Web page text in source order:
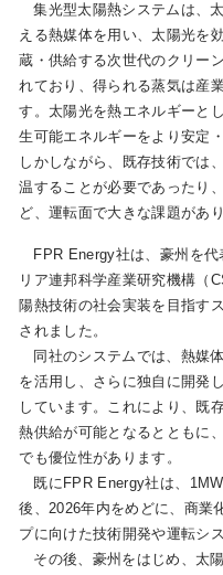
業務用・
お問い
集光型太陽熱システムは、
える熱媒体を用い、太陽光を
蔵・供給する次世代のクリー
れており、得られる蒸気は産
す。太陽光を熱エネルギーと
生可能エネルギーをより安定
しかしながら、既存技術では
温することが必要であったり
ど、運転面で大きな課題があ
FPR Energy社は、豪州を代
リア連邦科学産業研究機構（
陽熱技術の社会実装を目指す
されました。
同社のシステムでは、熱媒
を活用し、さらに独自に開発
しています。これにより、既
熱供給が可能となるとともに
でも優位性があります。
既にFPR Energy社は、
後、2026年内をめどに、商業
プに向けた技術開発や運転シ
その後、豪州をはじめ、太